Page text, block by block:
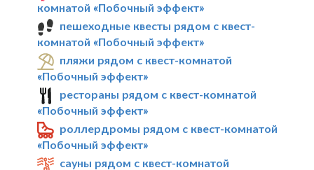
комнатой «Побочный эффект»
пешеходные квесты рядом с квест-
комнатой «Побочный эффект»
пляжи рядом с квест-комнатой
«Побочный эффект»
рестораны рядом с квест-комнатой
«Побочный эффект»
роллердромы рядом с квест-комнатой
«Побочный эффект»
сауны рядом с квест-комнатой